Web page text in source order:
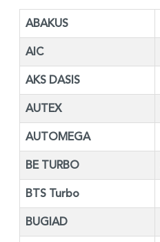
ABAKUS
AIC
AKS DASIS
AUTEX
AUTOMEGA
BE TURBO
BTS Turbo
BUGIAD